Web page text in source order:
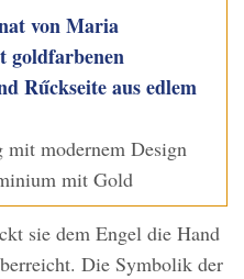
von Maria
goldfarbenen
Rűckseite aus edlem
modernem Design
mit Gold
sie dem Engel die Hand
Die Symbolik der